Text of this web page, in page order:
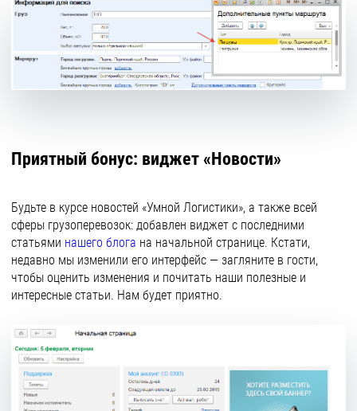
Приятный бонус: виджет «Новости»
Будьте в курсе новостей «Умной Логистики», а также всей
сферы грузоперевозок: добавлен виджет с последними
статьями нашего блога на начальной странице. Кстати,
недавно мы изменили его интерфейс — загляните в гости,
чтобы оценить изменения и почитать наши полезные и
интересные статьи. Нам будет приятно.